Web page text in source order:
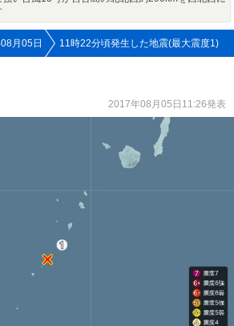
月05日 11時22分頃発生した地震(最大震度1)
2017年08月05日11:26発表